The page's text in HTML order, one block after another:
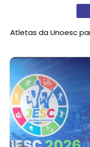
Atletas da Unoesc